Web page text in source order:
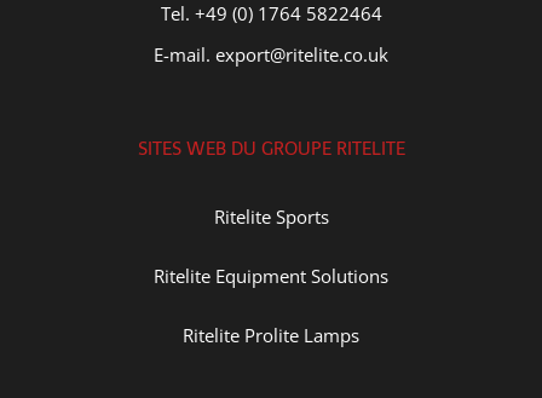
Tel. +49 (0) 1764 5822464
E-mail. export@ritelite.co.uk
SITES WEB DU GROUPE RITELITE
Ritelite Sports
Ritelite Equipment Solutions
Ritelite Prolite Lamps